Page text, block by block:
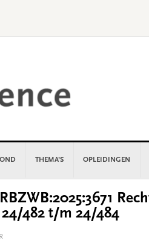
THEMA’S OPLEIDINGEN
24/482 t/m 24/484